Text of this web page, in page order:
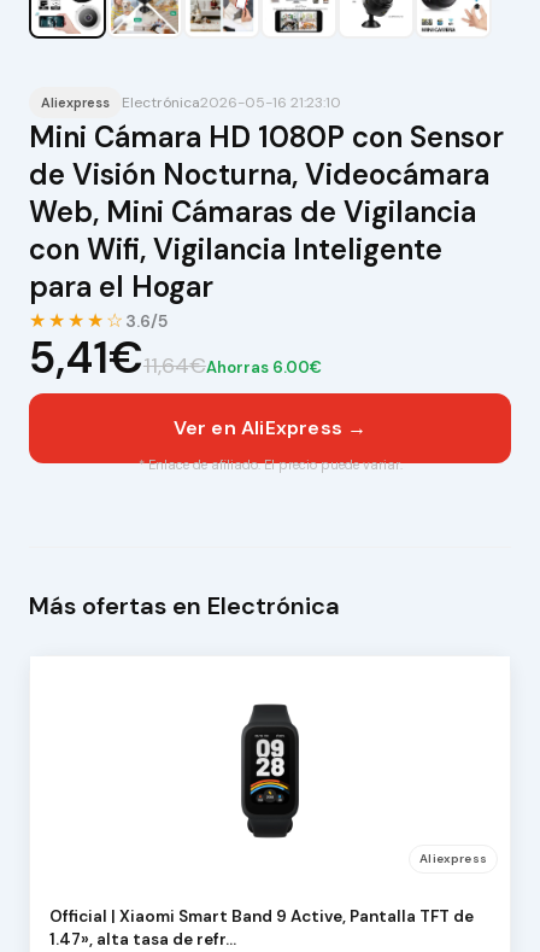
Aliexpress Electrónica2026-05-16 21:23:10
Mini Cámara HD 1080P con Sensor
de Visión Nocturna, Videocámara
Web, Mini Cámaras de Vigilancia
con Wifi, Vigilancia Inteligente
para el Hogar
★★★★☆ 3.6/5
5,41€11,64€Ahorras 6.00€
Ver en AliExpress →
* Enlace de afiliado. El precio puede variar.
Más ofertas en Electrónica
Aliexpress
Official | Xiaomi Smart Band 9 Active, Pantalla TFT de
1.47», alta tasa de refr…